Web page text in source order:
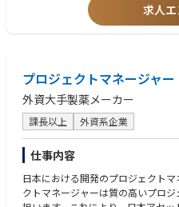
plan and all required marketing
product definitions when
ans,
communication plans & materials,
c.;
・ Participate in the Medical Advisory Boards to gather proper customer i
nputs
and voice-of-customer during
development;
・ Work with the key multi-functional experts to define critical go-to-mar
【能力 / Skill-set】
＜必須 / Mandatory＞
• Knowledge of healthcare
egulations in Japan.
• Excellent interpersonal
• Logical thinking
• Problem resolution skills
• Project management skills
求人
プロジェクトマネージャー
外資大手製薬メーカー
課長以上 外資系企業
仕事内容
日本における開発のプロジェクト
クトマネージャーは質の高いプロ